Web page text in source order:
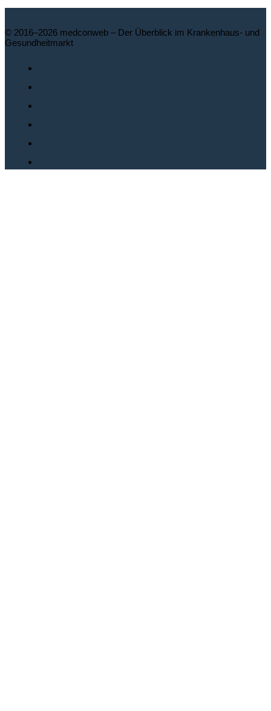
© 2016–2026 medconweb – Der Überblick im Krankenhaus- und
Gesundheitmarkt